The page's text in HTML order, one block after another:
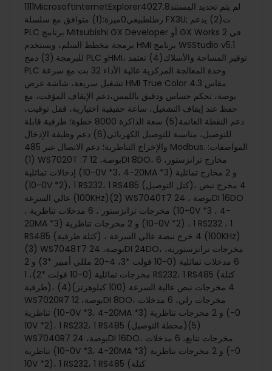
1111MicrosoftInternetExplorer402لم يتم تحديد المستند7.8
رطلطبيعي0ميزة:(1) متوافق مع سلسلة FX3U; ت(2) يدعم
PLC برنامج Mitsubishi GX Developer أو GX Works 2 في
برمجة مخطط السلم، ويستخدم HMI برنامج WSStudio v5.1
للبرمجة.(3) دمج PLC وHMI، توفير المساحة والأسلاك(4) تعتمد
PLC وحدة المعالجة المركزية عالية الأداء 32 بت مع سرعة
تشغيل سريعة، شاشة عرض HMI True Color مقاس 4.3
بوصة، تحكم حساس ودقيق باللمس،دعم الإيقاف المؤقت، مع
حفظ عند إيقاف التشغيل، ساعة حقيقية اختيارية، قفل توقيت،
دعم النقطة العائمة(5) سعة الذاكرة 8000 خطوة؛ طرفية قابلة
للتوصيل، مناسبة للتوصيل الكهربائي(6) دعم وظيفة الإدخال
والإخراج التناظرية؛ دعم الاتصال عبر 485 Modbus. المواصفات:
(1) WS7020T :7 بوصة، 12DI 8DO، مخارج ترانزستور، 6
إدخالات تماثلية (0-10V *3، 4-20MA *3) و 2 مخارج تماثلية
(0-10V *2)، 1 RS232، 1 RS485 (كتل التوصيل)، 4 مخرج نبض
عالي السرعة (100KHz)(2) WS7040T7 بوصة ، 24DI 16DO
، مخرجات ترانزستور ، 6 مدخلات تناظرية (0-10V *3 ، 4-
20MA *3) و 2 مخرجات تناظرية (0-10V *2) ، 1 RS232 ، 1
RS485 (كتلة طرفية) ، 4 خرج نبضة عالي السرعة (100KHz)
(3) WS7048T7 بوصة، 24DI 24DO، مخرجات ترانزستورية،
6 مدخلات تماثلية (0-10 فولت *3، 4-20 مللي أمبير *3) و 2
مخرجات تماثلية (0-10 فولت *2)، 1 RS232، 1 RS485 (كتلة
طرفية)، 4 مخرجات نبض عالية السرعة (100 كيلوهرتز)(4)
WS7020R7 بوصة، 12DI 8DO، مخرجات رلي، 6 مدخلات
تناظرية (0-10V *3، 4-20MA *3) و 2 مخرجات تناظرية (0-
10V *2)، 1 RS232، 1 RS485 (محطة التوصيل)(5)
WS7040R7 بوصة، 24DI 16DO، مخرجات تتابع، 6 مدخلات
تناظرية (0-10V *3، 4-20MA *3) و 2 مخرجات تناظرية (0-
10V *2)، 1 RS232، 1 RS485 (كتلة